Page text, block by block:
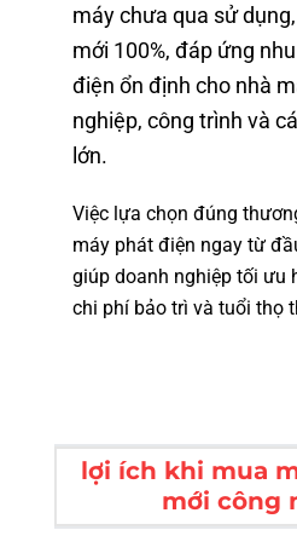
máy chưa qua sử
mới 100%, đáp ứng
điện ổn định cho nhà
nghiệp, công trình và
lớn.
Việc lựa chọn đúng
máy phát điện ngay từ
giúp doanh nghiệp tối ưu
chi phí bảo trì và tuổi thọ
lợi ích khi mua
mới công